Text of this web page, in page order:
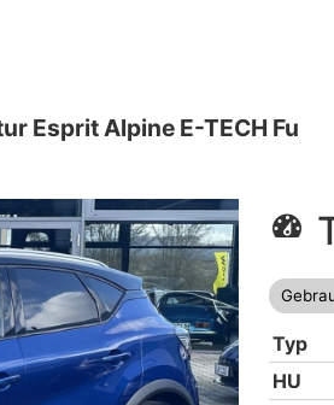
Esprit Alpine E-TECH Fu
Typ
HU